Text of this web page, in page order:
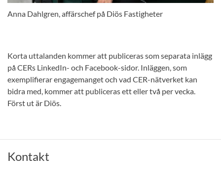
Anna Dahlgren, affärschef på Diös Fastigheter
Korta uttalanden kommer att publiceras som separata inlägg
på CERs LinkedIn- och Facebook-sidor. Inläggen, som
exemplifierar engagemanget och vad CER-nätverket kan
bidra med, kommer att publiceras ett eller två per vecka.
Först ut är Diös.
Kontakt